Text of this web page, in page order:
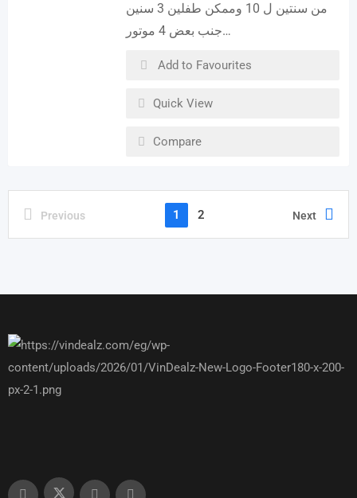
من سنتين ل 10 وممكن طفلين 3 سنين
جنب بعض 4 موتور…
Add to Favourites
Quick View
Compare
Previous 1 2 Next